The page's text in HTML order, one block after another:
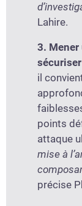
Lahire.
3.
il
points
attaque
mise à
précise